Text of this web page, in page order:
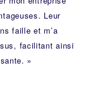
Leur
faille et m’a
facilitant ainsi
»